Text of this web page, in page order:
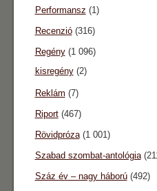
Performansz (1)
Recenzió(316)
Regény(1 096)
kisregény(2)
Reklám (7)
Riport(467)
Rövidpróza(1 001)
Szabad szombat-antológia
Száz év – nagy háború(492)